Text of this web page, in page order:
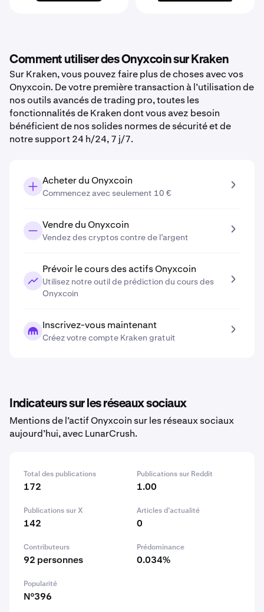
Comment utiliser des Onyxcoin sur Kraken
Sur Kraken, vous pouvez faire plus de choses avec vos
Onyxcoin. De votre première transaction à l’utilisation de
nos outils avancés de trading pro, toutes les
fonctionnalités de Kraken dont vous avez besoin
bénéficient de nos solides normes de sécurité et de
notre support 24 h/24, 7 j/7.
Acheter du Onyxcoin
Commencez avec seulement 10 €
Vendre du Onyxcoin
Vendez des cryptos contre de l’argent
Prévoir le cours des actifs Onyxcoin
Utilisez notre outil de prédiction du cours des
Onyxcoin
Inscrivez-vous maintenant
Créez votre compte Kraken gratuit
Indicateurs sur les réseaux sociaux
Mentions de l’actif Onyxcoin sur les réseaux sociaux
aujourd’hui, avec LunarCrush.
Total des publications
172
Publications sur Reddit
1.00
Publications sur X
142
Articles d’actualité
0
Contributeurs
92 personnes
Prédominance
0.034%
Popularité
N°396